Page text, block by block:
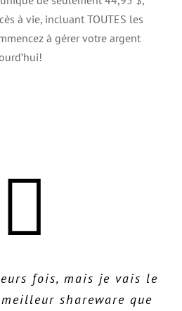
à vie, incluant TOUTES les
à gérer votre argent
fois, mais je vais le
meilleur shareware que
Money depuis
finalement eu marre de
pour cet organisateur
et SIMPLE. Il tue